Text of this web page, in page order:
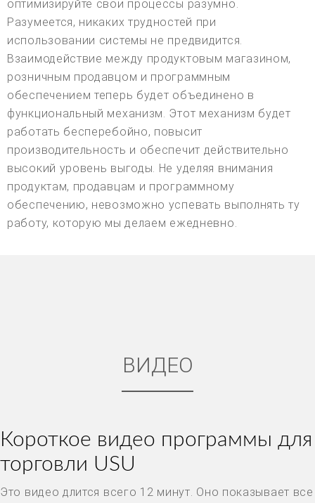
оптимизируйте свои процессы разумно.
Разумеется, никаких трудностей при
использовании системы не предвидится.
Взаимодействие между продуктовым магазином,
розничным продавцом и программным
обеспечением теперь будет объединено в
функциональный механизм. Этот механизм будет
работать бесперебойно, повысит
производительность и обеспечит действительно
высокий уровень выгоды. Не уделяя внимания
продуктам, продавцам и программному
обеспечению, невозможно успевать выполнять ту
работу, которую мы делаем ежедневно.
ВИДЕО
Короткое видео программы для
торговли USU
Это видео длится всего 12 минут. Оно показывает все